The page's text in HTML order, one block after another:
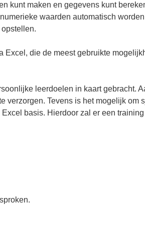
kunt maken en gegevens kunt
waarden automatisch
Excel, die de meest gebruikte
leerdoelen in kaart gebracht.
verzorgen. Tevens is het mogelijk
basis. Hierdoor zal er een